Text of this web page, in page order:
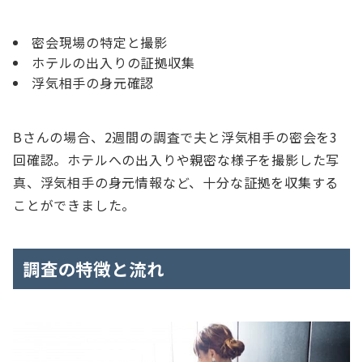
密会現場の特定と撮影
ホテルの出入りの証拠収集
浮気相手の身元確認
Bさんの場合、2週間の調査で夫と浮気相手の密会を3
回確認。ホテルへの出入りや親密な様子を撮影した写
真、浮気相手の身元情報など、十分な証拠を収集する
ことができました。
調査の特徴と流れ